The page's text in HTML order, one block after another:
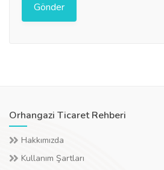
Orhangazi Ticaret Rehberi
Hakkımızda
Kullanım Şartları